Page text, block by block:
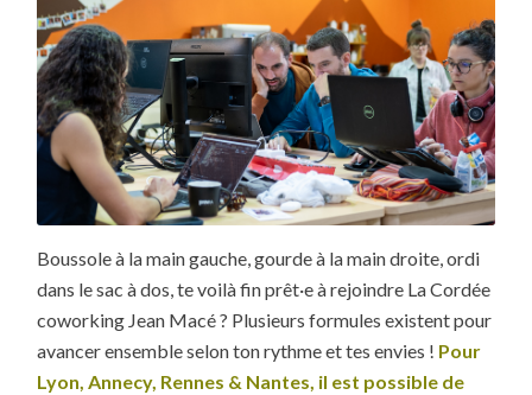
Boussole à la main gauche, gourde à la main droite, ordi
dans le sac à dos, te voilà fin prêt·e à rejoindre La Cordée
coworking Jean Macé ? Plusieurs formules existent pour
avancer ensemble selon ton rythme et tes envies ! Pour
Lyon, Annecy, Rennes & Nantes, il est possible de